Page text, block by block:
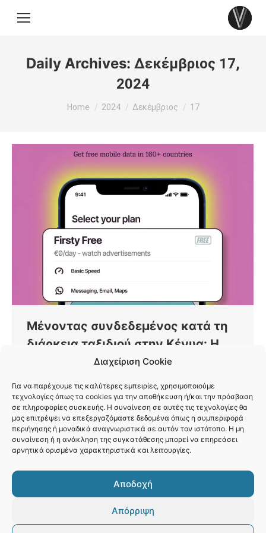
Διαχείριση Cookie
Για να παρέχουμε τις καλύτερες εμπειρίες, χρησιμοποιούμε
τεχνολογίες όπως τα cookies για την αποθήκευση ή/και την πρόσβαση
σε πληροφορίες συσκευής. Η συναίνεση σε αυτές τις τεχνολογίες θα
μας επιτρέψει να επεξεργαζόμαστε δεδομένα όπως η συμπεριφορά
περιήγησης ή μοναδικά αναγνωριστικά σε αυτόν τον ιστότοπο. Η μη
συναίνεση ή η ανάκληση της συγκατάθεσης μπορεί να επηρεάσει
αρνητικά ορισμένα χαρακτηριστικά και λειτουργίες.
Αποδοχή
Απόρριψη
Daily Archives: Δεκέμβριος 17,
2024
You are here:
Home 2024 Δεκέμβριος 17
Μένοντας συνδεδεμένος κατά τη
διάρκεια ταξιδιού στην Κένυα: Η
εμπειρία μου με την εφαρμογή
Firsty eSIM
Γνώμες ByVaios Vitos Δεκέμβριος 17, 2024
Κατά την αναζήτησή μου για την τέλεια λύση,
βρήκα το Firsty, μια εφαρμογή σχεδιασμένη για
ταξιδιώτες που θέλουν να παραμείνουν